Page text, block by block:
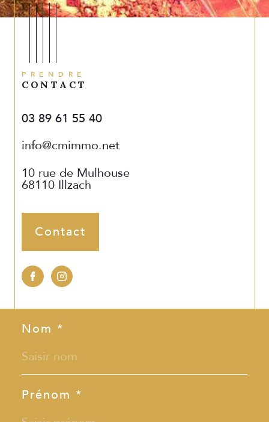
Nom *
Prénom *
PRENDRE
CONTACT
03 89 61 55 40
info@cmimmo.net
10 rue de Mulhouse
68110 Illzach
Contact